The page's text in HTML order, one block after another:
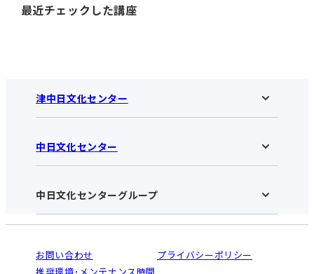
最近チェックした講座
津中日文化センター
津中日文化センターHOME
お知らせ
アクセス･営業時間
お申し込みの流れ
入会と受講のご案内
中日文化センター
中日文化センターHOME
中日文化センターとは
受講規約・会員特典
ご利用ガイド
オンライン講座受講の手順
中日文化センターグループ
南大高
犬山
お問い合わせ
プライバシーポリシー